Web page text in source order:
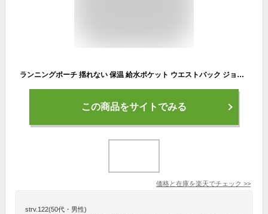
ランニングポーチ 揺れない 保温 給水ポケット ウエストバック ジョギング ボトルポーチ 防水 洗濯可 透湿 撥水 自転車 軽量 登山 ゴルフ 釣り 作業用 アウトドア 大容量大きめ メンズ レディース スポーツ ウエストポーチ
この商品をサイトでみる
価格と在庫を楽天でチェック >>
strv.122(50代・男性)